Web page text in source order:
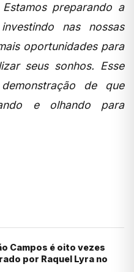
preparando a
nas nossas
oportunidades para
seus sonhos. Esse
de que
e olhando para
Campos é oito vezes
por Raquel Lyra no